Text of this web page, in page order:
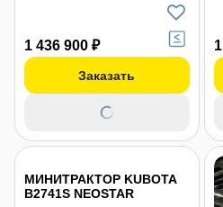
1 436 900 ₽
Заказать
МИНИТРАКТОР KUBOTA
B2741S NEOSTAR